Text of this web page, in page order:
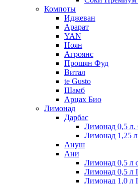
Компоты
Иджеван
Арарат
YAN
Ноян
Агроянс
Прошян Фуд
Витал
te Gusto
Шамб
Арцах Био
Лимонад
Дарбас
Лимонад 0,5 л.
Лимонад 1,25
Ануш
Ани
Лимонад 0,5 л
Лимонад 0,5 л
Лимонад 1,0 л